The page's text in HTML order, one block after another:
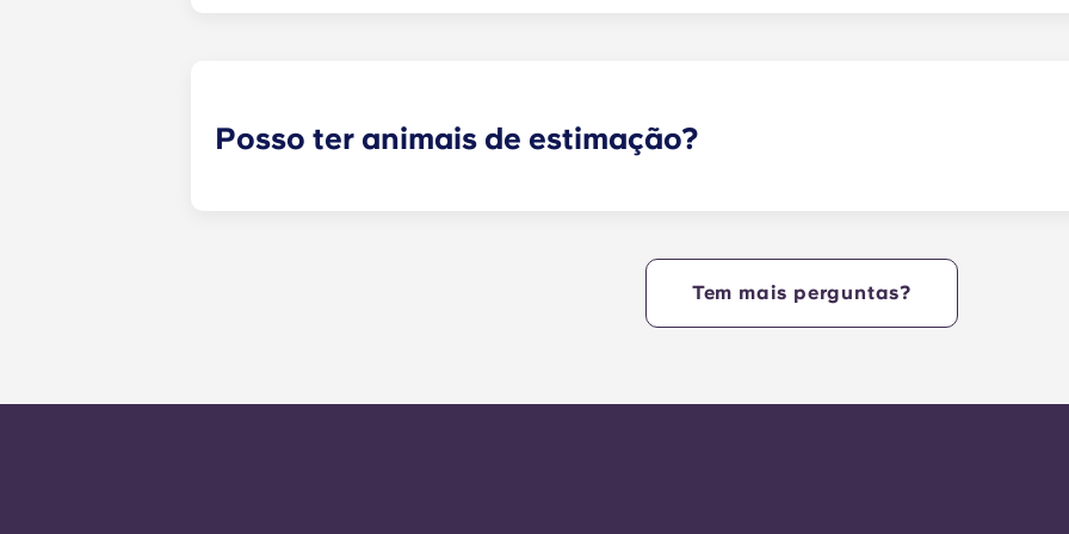
Posso ter animais de estimação?
Tem mais perguntas?